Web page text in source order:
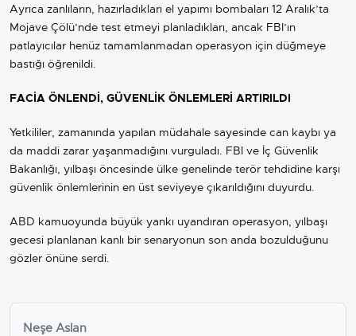
Ayrıca zanlıların, hazırladıkları el yapımı bombaları 12 Aralık’ta
Mojave Çölü’nde test etmeyi planladıkları, ancak FBI’ın
patlayıcılar henüz tamamlanmadan operasyon için düğmeye
bastığı öğrenildi.
FACİA ÖNLENDİ, GÜVENLİK ÖNLEMLERİ ARTIRILDI
Yetkililer, zamanında yapılan müdahale sayesinde can kaybı ya
da maddi zarar yaşanmadığını vurguladı. FBI ve İç Güvenlik
Bakanlığı, yılbaşı öncesinde ülke genelinde terör tehdidine karşı
güvenlik önlemlerinin en üst seviyeye çıkarıldığını duyurdu.
ABD kamuoyunda büyük yankı uyandıran operasyon, yılbaşı
gecesi planlanan kanlı bir senaryonun son anda bozulduğunu
gözler önüne serdi.
Neşe Aslan